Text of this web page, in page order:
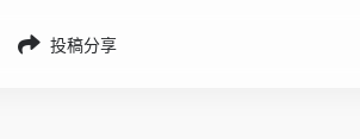
投稿分享